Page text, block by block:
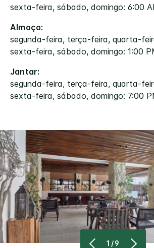
sexta-feira, sábado, domingo: 6:00
Almoço:
segunda-feira, terça-feira, quarta-
sexta-feira, sábado, domingo: 1:00
Jantar:
segunda-feira, terça-feira, quarta-
sexta-feira, sábado, domingo: 7:00
1/9